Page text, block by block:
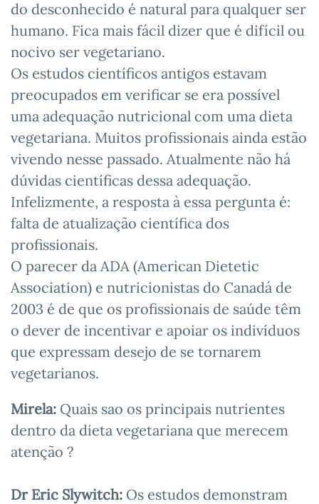
do desconhecido é natural para qualquer ser
humano. Fica mais fácil dizer que é difícil ou
nocivo ser vegetariano.
Os estudos científicos antigos estavam
preocupados em verificar se era possível
uma adequação nutricional com uma dieta
vegetariana. Muitos profissionais ainda estão
vivendo nesse passado. Atualmente não há
dúvidas científicas dessa adequação.
Infelizmente, a resposta à essa pergunta é:
falta de atualização científica dos
profissionais.
O parecer da ADA (American Dietetic
Association) e nutricionistas do Canadá de
2003 é de que os profissionais de saúde têm
o dever de incentivar e apoiar os indivíduos
que expressam desejo de se tornarem
vegetarianos.
Mirela: Quais sao os principais nutrientes
dentro da dieta vegetariana que merecem
atenção ?
Dr Eric Slywitch: Os estudos demonstram